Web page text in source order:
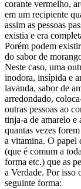
corante vermelho,
em um recipiente
assim as pessoas
existia e era
Porém podem
do sabor de
Neste caso, uma
inodora, insípida e
lavanda, sabor de
arredondado,
outras pessoas ao
tinja-a de amarelo e
quantas vezes
a vitamina. O papel
(que é comum a
forma etc.) que as
a Verdade. Por isso
seguinte forma: